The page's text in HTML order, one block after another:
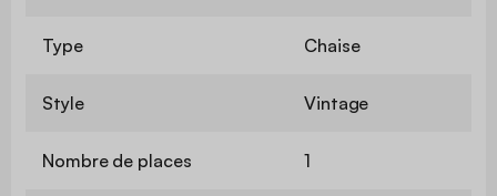
Type Chaise
Style Vintage
Nombre de places 1